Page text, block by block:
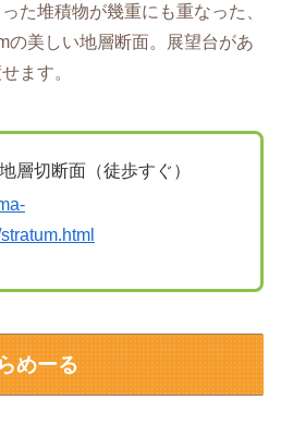
た堆積物が幾重にも重なった、
の美しい地層断面。展望台があ
ます。
層切断面（徒歩すぐ）
めーる